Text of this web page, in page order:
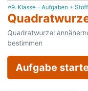
≈9. Klasse - Aufgaben +
Quadratwurzel
bestimmen
Aufgabe